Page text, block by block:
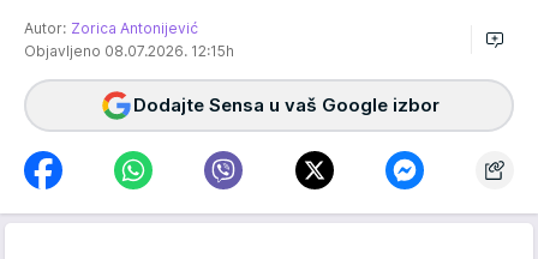
Autor: Zorica Antonijević
Objavljeno 08.07.2026. 12:15h
Dodajte Sensa u vaš Google izbor